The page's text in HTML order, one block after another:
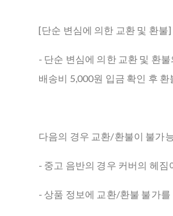
[단순 변심에 의한 교환 및 환불]
- 단순 변심에 의한 교환 및 환
배송비 5,000원 입금 확인 후 환
다음의 경우 교환/환불이 불가
- 중고 음반의 경우 커버의 헤짐
- 상품 정보에 교환/환불 불가를